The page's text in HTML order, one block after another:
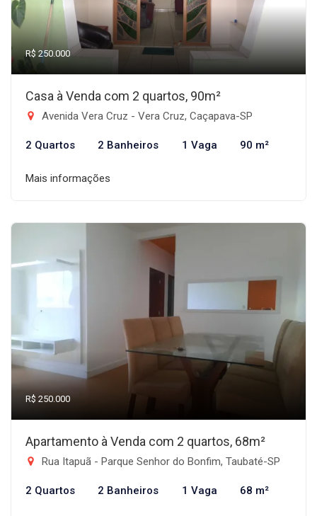
R$ 250.000
Casa à Venda com 2 quartos, 90m²
Avenida Vera Cruz - Vera Cruz, Caçapava-SP
2 Quartos 2 Banheiros 1 Vaga 90 m²
Mais informações
R$ 250.000
Apartamento à Venda com 2 quartos, 68m²
Rua Itapuã - Parque Senhor do Bonfim, Taubaté-SP
2 Quartos 2 Banheiros 1 Vaga 68 m²